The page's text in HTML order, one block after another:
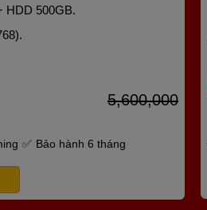
HDD 500GB.
5,600,000
Bảo hành 6 tháng